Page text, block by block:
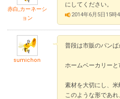
赤白,カーネーシ
ョン
にしてください。
2014年6月5日15時
sumichon
普段は市販のパンば
ホームベーカリー
素材を大切にし、米
このような形であ